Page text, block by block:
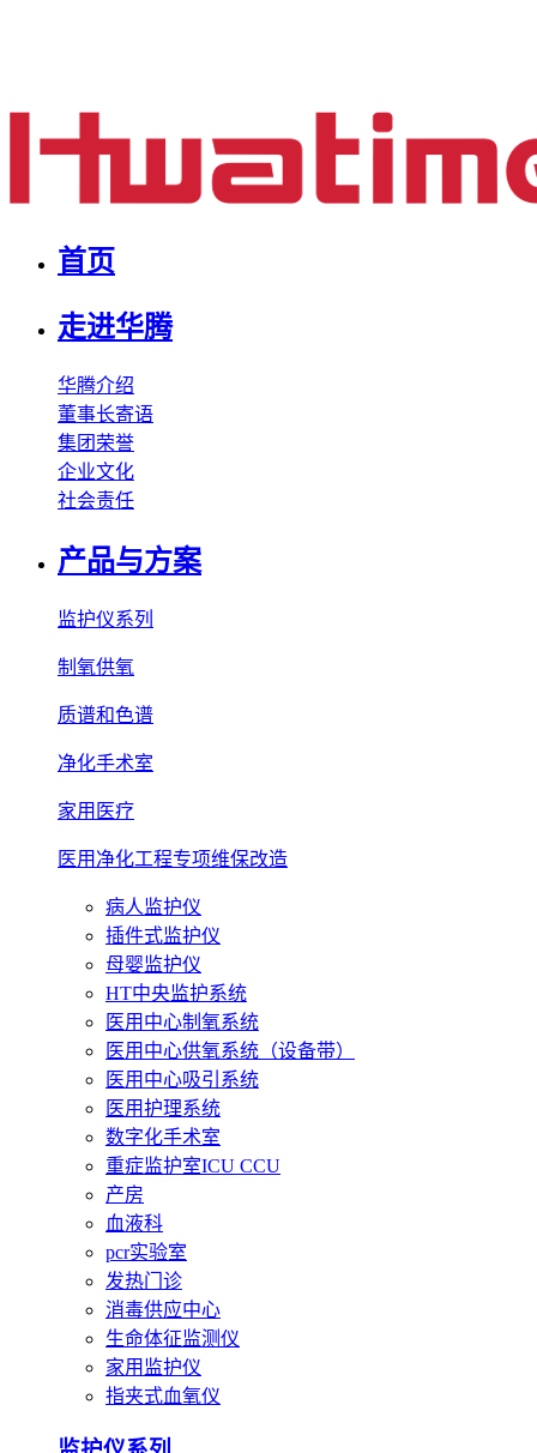
首页
走进华腾
华腾介绍
董事长寄语
集团荣誉
企业文化
社会责任
产品与方案
监护仪系列
制氧供氧
质谱和色谱
净化手术室
家用医疗
医用净化工程专项维保改造
病人监护仪
插件式监护仪
母婴监护仪
HT中央监护系统
医用中心制氧系统
医用中心供氧系统（设备带）
医用中心吸引系统
医用护理系统
数字化手术室
重症监护室ICU CCU
产房
血液科
pcr实验室
发热门诊
消毒供应中心
生命体征监测仪
家用监护仪
指夹式血氧仪